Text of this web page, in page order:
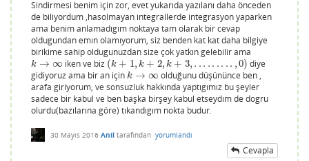
Sindirmesi benim için zor, evet yukarıda yazılanı daha önceden
de biliyordum ,hasolmayan integrallerde integrasyon yaparken
ama benim anlamadıgım noktaya tam olarak bir cevap
oldugundan emın olamıyorum, siz benden kat kat daha bilgiye
birikime sahip oldugunuzdan size çok yatkın gelebilir ama
k → ∞
k→∞ iken ve biz (k + 1, k + 2, k + 3, . . . . . . . . . ,0)
(k+ 1,k +2,k +3 ....... .,0 )
diye
gidiyoruz ama bir an için k → ∞
k→∞
olduğunu düşününce ben ,
arafa giriyorum, ve sonsuzluk hakkında yaptıgımız bu şeyler
sadece bir kabul ve ben başka birşey kabul etseydım de dogru
olurdu(bazılarına göre) tıkandıgım nokta budur.
30 Mayıs 2016 Anil tarafından yorumlandı
Cevapla